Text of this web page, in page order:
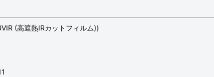
(高遮熱IRカットフィルム))